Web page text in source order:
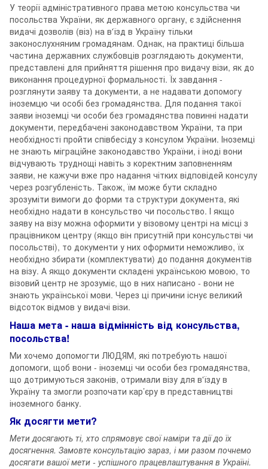
У теорії адміністративного права метою консульства чи
посольства України, як державного органу, є здійснення
видачі дозволів (віз) на в'їзд в Україну тільки
законослухняним громадянам. Однак, на практиці більша
частина державних службовців розглядають документи,
представлені для прийняття рішення про видачу візи, як до
виконання процедурної формальності. Їх завдання -
розглянути заяву та документи, а не надавати допомогу
іноземцю чи особі без громадянства. Для подання такої
заяви іноземці чи особи без громадянства повинні надати
документи, передбачені законодавством України, та при
необхідності пройти співбесіду з консулом України. Іноземці
не знають міграційне законодавство України, і іноді вони
відчувають труднощі навіть з коректним заповненням
заяви, не кажучи вже про надання чітких відповідей консулу
через розгубленість. Також, їм може бути складно
зрозуміти вимоги до форми та структури документа, які
необхідно надати в консульство чи посольство. І якщо
заяву на візу можна оформити у візовому центрі на місці з
працівником центру (якщо він присутній при консульстві чи
посольстві), то документи у них оформити неможливо, їх
необхідно збирати (комплектувати) до подання документів
на візу. А якщо документи складені українською мовою, то
візовий центр не зрозуміє, що в них написано - вони не
знають української мови. Через ці причини існує великий
відсоток відмов у видачі візи.
Наша мета - наша відмінність від консульства,
посольства!
Ми хочемо допомогти ЛЮДЯМ, які потребують нашої
допомоги, щоб вони - іноземці чи особи без громадянства,
що дотримуються законів, отримали візу для в'їзду в
Україну та змогли розпочати кар’єру в представництві
іноземного банку.
Як досягти мети?
Мети досягають ті, хто спрямовує свої наміри та дії до їх
досягнення. Замовте консультацію зараз, і ми разом почнемо
досягати вашої мети - успішного працевлаштування в Україні.